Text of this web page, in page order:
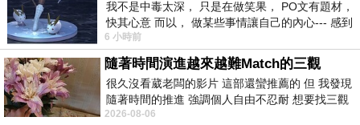
我不是中毒太深， 只是在做笑果， PO文有題材，
快其心意 而以， 做某些事情讓自己的內心--- 感到
愉快。
6 小時前
隨著時間演進越來越難Match的三觀
很久沒看葳老闆的影片 這部還蠻推薦的 但 我發現
隨著時間的推進 強調個人自由不忍耐 想要找三觀
接近的不要說對象 連朋友都超
2026-08-06